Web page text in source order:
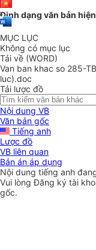
Định dạng văn bản
MỤC LỤC
Không có mục lục
Tải về (WORD)
Van ban khac so 285-
luc).doc
Tải lược đồ
Nội dung VB
Văn bản gốc
Tiếng anh
Lược đồ
VB liên quan
Bản án áp dụng
Nội dung tiếng anh
Vui lòngĐăng ký tài
gốc.